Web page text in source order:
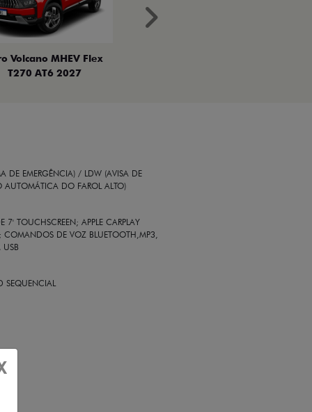
Volcano MHEV Flex
T270 AT6 2027
Próximo
DE EMERGÊNCIA) / LDW (AVISA DE
DO FAROL ALTO)
7' TOUCHSCREEN; APPLE CARPLAY
COMANDOS DE VOZ BLUETOOTH,MP3,
USB
SEQUENCIAL